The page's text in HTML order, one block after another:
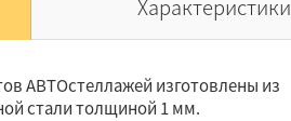
Характеристики
АВТОстеллажей изготовлены из
стали толщиной 1 мм.